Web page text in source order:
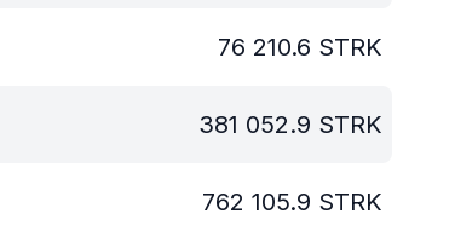
76 210.6 STRK
381 052.9 STRK
762 105.9 STRK